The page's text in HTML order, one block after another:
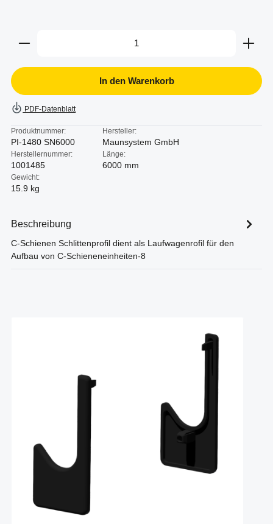
Produkt Anzahl: Gib den gewünschten Wert ein
In den Warenkorb
PDF-Datenblatt
Produktnummer:
PI-1480 SN6000
Hersteller:
Maunsystem GmbH
Herstellernummer:
1001485
Länge:
6000 mm
Gewicht:
15.9 kg
Beschreibung
C-Schienen Schlittenprofil dient als Laufwagenrofil für den
Aufbau von C-Schieneneinheiten-8